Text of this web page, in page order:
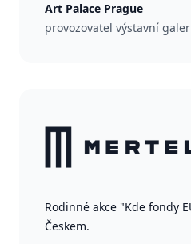
Art Palace Prague
provozovatel výstavní
Rodinné akce "Kde fondy
Českem.